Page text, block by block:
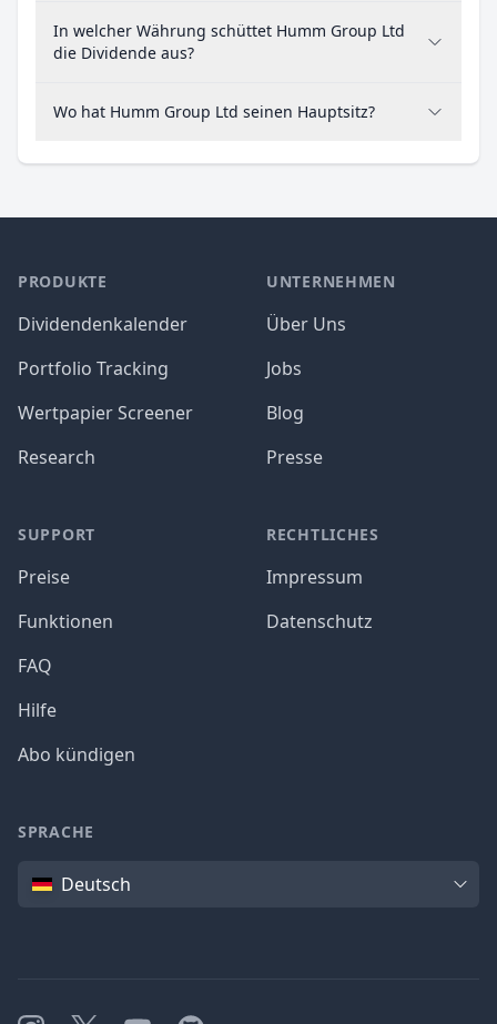
In welcher Währung schüttet Humm Group Ltd
die Dividende aus?
Wo hat Humm Group Ltd seinen Hauptsitz?
PRODUKTE
Dividendenkalender
Portfolio Tracking
Wertpapier Screener
Research
SUPPORT
Preise
Funktionen
FAQ
Hilfe
Abo kündigen
UNTERNEHMEN
Über Uns
Jobs
Blog
Presse
RECHTLICHES
Impressum
Datenschutz
SPRACHE
SpracheDeutsch